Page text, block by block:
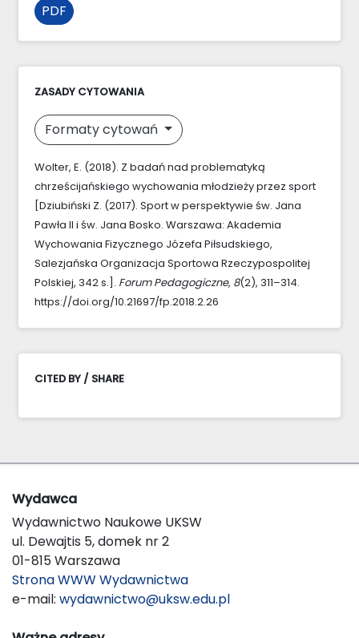
PDF
ZASADY CYTOWANIA
Formaty cytowań
Wolter, E. (2018). Z badań nad problematyką
chrześcijańskiego wychowania młodzieży przez sport
[Dziubiński Z. (2017). Sport w perspektywie św. Jana
Pawła II i św. Jana Bosko. Warszawa: Akademia
Wychowania Fizycznego Józefa Piłsudskiego,
Salezjańska Organizacja Sportowa Rzeczypospolitej
Polskiej, 342 s.]. Forum Pedagogiczne, 8(2), 311–314.
https://doi.org/10.21697/fp.2018.2.26
CITED BY / SHARE
Wydawca
Wydawnictwo Naukowe UKSW
ul. Dewajtis 5, domek nr 2
01-815 Warszawa
Strona WWW Wydawnictwa
e-mail: wydawnictwo@uksw.edu.pl